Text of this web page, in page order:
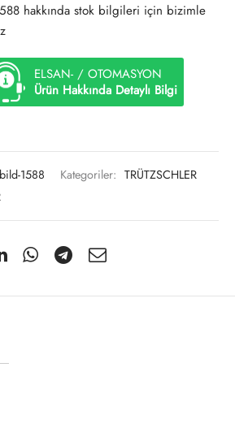
hakkında stok bilgileri için bizimle
ELSAN- / OTOMASYON
Ürün Hakkında Detaylı Bilgi
1588 Kategoriler: TRÜTZSCHLER